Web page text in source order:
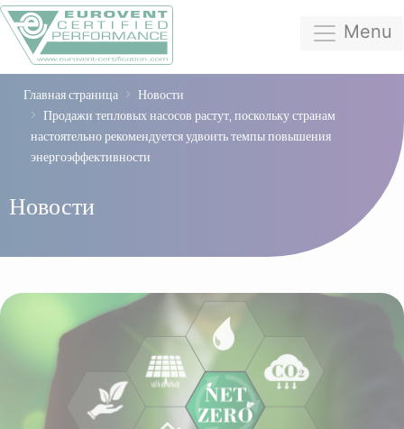
Menu
Главная страница
Новости
Продажи тепловых насосов растут, поскольку странам
настоятельно рекомендуется удвоить темпы повышения
энергоэффективности
Новости